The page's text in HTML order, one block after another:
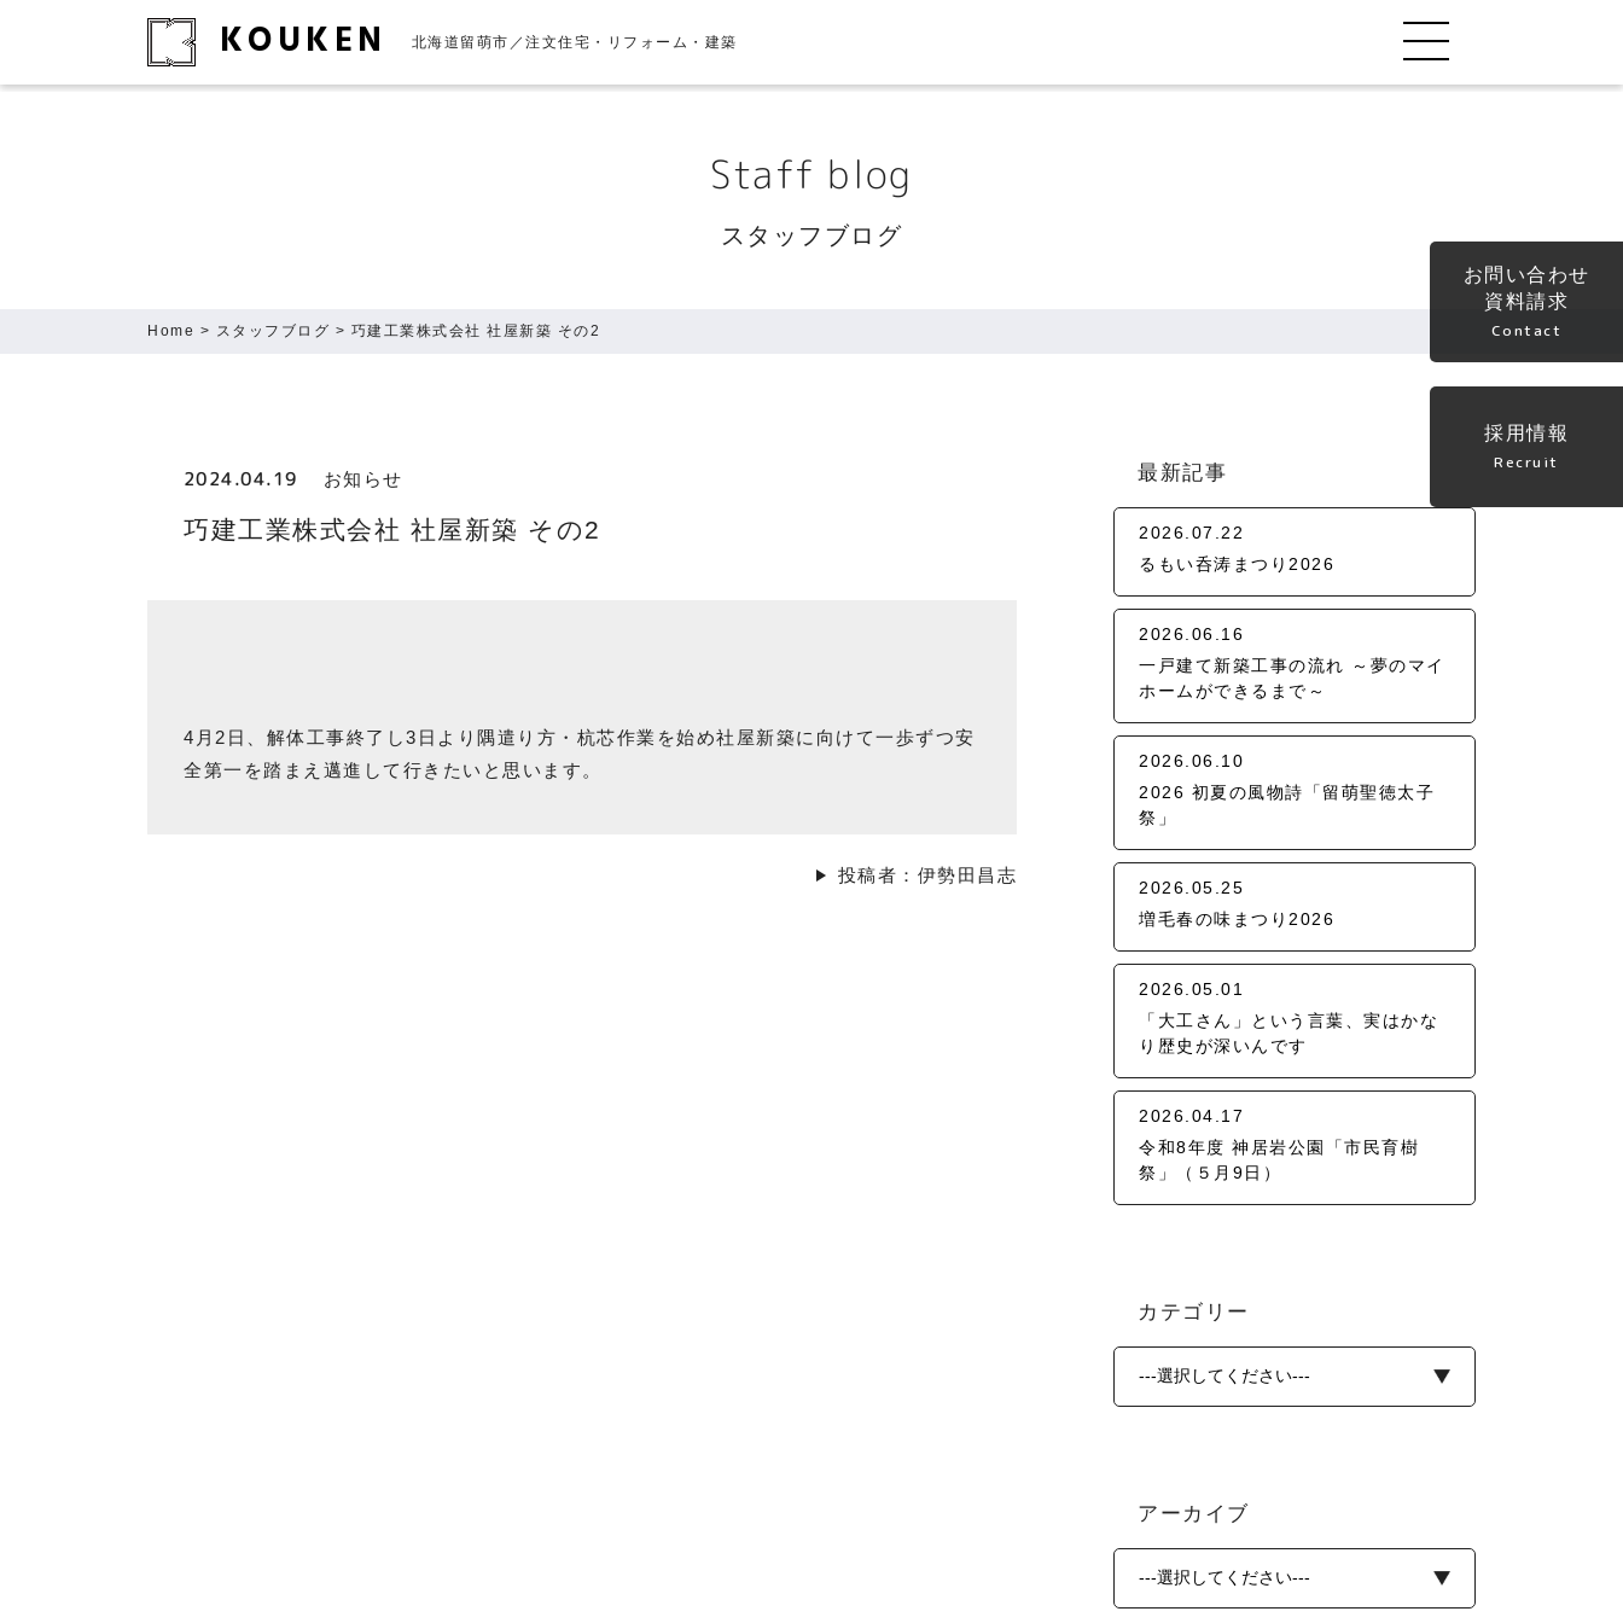
KOUKEN 北海道留萌市／注文住宅・リフォーム・建築
Staff blog
スタッフブログ
Home > スタッフブログ > 巧建工業株式会社 社屋新築 その2
2024.04.19 お知らせ
巧建工業株式会社 社屋新築 その2
4月2日、解体工事終了し3日より隅遣り方・杭芯作業を始め社屋新築に向けて一歩ずつ安
全第一を踏まえ邁進して行きたいと思います。
投稿者：伊勢田昌志
最新記事
2026.07.22
るもい呑涛まつり2026
2026.06.16
一戸建て新築工事の流れ ～夢のマイ
ホームができるまで～
2026.06.10
2026 初夏の風物詩「留萌聖徳太子
祭」
2026.05.25
増毛春の味まつり2026
2026.05.01
「大工さん」という言葉、実はかな
り歴史が深いんです
2026.04.17
令和8年度 神居岩公園「市民育樹
祭」（５月9日）
カテゴリー
アーカイブ
お問い合わせ
資料請求
Contact
採用情報
Recruit